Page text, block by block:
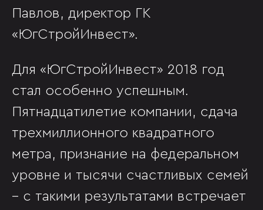
Павлов, директор ГК
«ЮгСтройИнвест».
Для «ЮгСтройИнвест» 2018 год
стал особенно успешным.
Пятнадцатилетие компании, сдача
трехмиллионного квадратного
метра, признание на федеральном
уровне и тысячи счастливых семей
– с такими результатами встречает